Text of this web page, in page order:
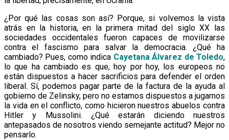
¿Por qué las cosas son así? Porque, si volvemos la vista
atrás en la historia, en la primera mitad del siglo XX las
sociedades occidentales fueron capaces de movilizarse
contra el fascismo para salvar la democracia. ¿Qué ha
cambiado? Pues, como indica Cayetana Álvarez de Toledo,
lo que ha cambiado es que, hoy por hoy, los europeos no
están dispuestos a hacer sacrificios para defender el orden
liberal. Sí, podemos pagar parte de la factura de la ayuda al
gobierno de Zelinsky, pero no estamos dispuestos a jugarnos
la vida en el conflicto, como hicieron nuestros abuelos contra
Hitler y Mussolini. ¿Qué estarán diciendo nuestros
antepasados de nosotros viendo semejante actitud? Mejor no
pensarlo.